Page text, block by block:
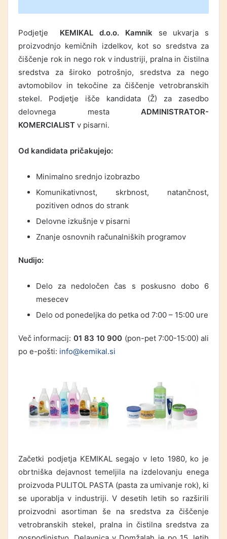
Podjetje KEMIKAL d.o.o. Kamnikse ukvarja s
proizvodnjo kemičnih izdelkov, kot so sredstva za
čiščenje rok in nego rok v industriji, pralna in čistilna
sredstva za široko potrošnjo, sredstva za nego
avtomobilov in tekočine za čiščenje vetrobranskih
stekel. Podjetje išče kandidata (Ž) za zasedbo
delovnega mesta ADMINISTRATOR-
KOMERCIALIST v pisarni.
Od kandidata pričakujejo:
Minimalno srednjo izobrazbo
Komunikativnost, skrbnost, natančnost,
pozitiven odnos do strank
Delovne izkušnje v pisarni
Znanje osnovnih računalniških programov
Nudijo:
Delo za nedoločen čas s poskusno dobo 6
mesecev
Delo od ponedeljka do petka od 7:00 – 15:00 ure
Več informacij: 01 83 10 900 (pon-pet 7:00-15:00) ali
po e-pošti: info@kemikal.si
Začetki podjetja KEMIKAL segajo v leto 1980, ko je
obrtniška dejavnost temeljila na izdelovanju enega
proizvoda PULITOL PASTA (pasta za umivanje rok), ki
se uporablja v industriji. V desetih letih so razširili
proizvodni asortiman še na sredstva za čiščenje
vetrobranskih stekel, pralna in čistilna sredstva za